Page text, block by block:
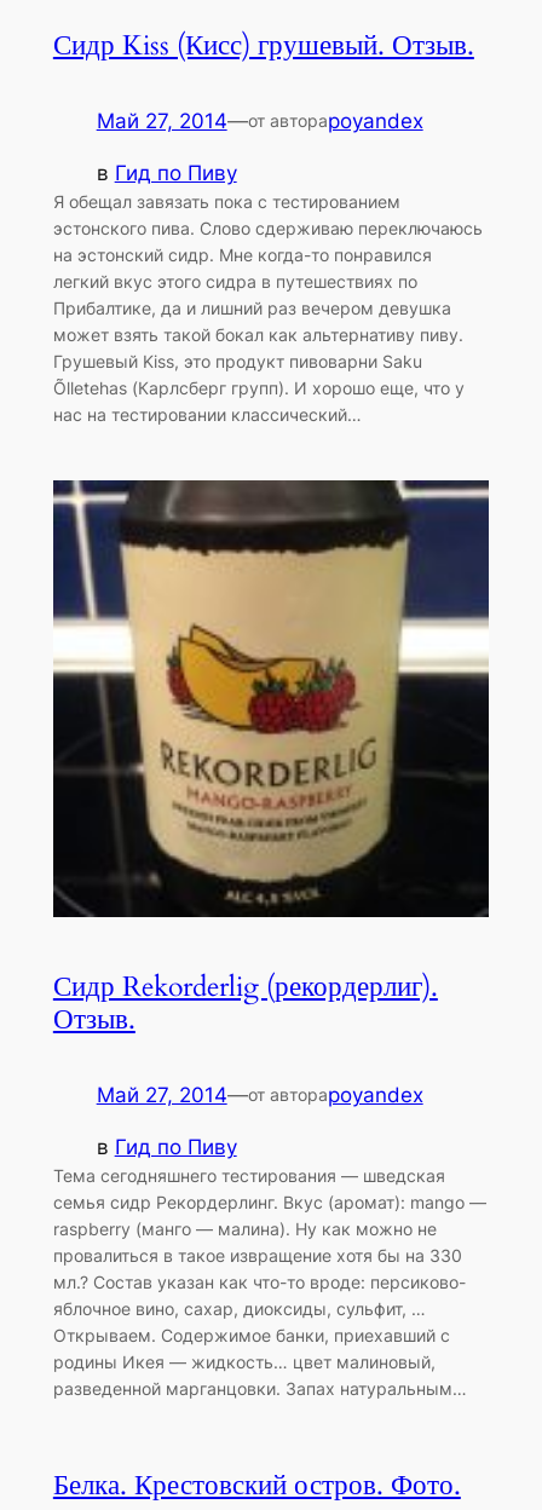
Сидр Kiss (Кисс) грушевый. Отзыв.
Май 27, 2014—от автораpoyandex
в Гид по Пиву
Я обещал завязать пока с тестированием
эстонского пива. Слово сдерживаю переключаюсь
на эстонский сидр. Мне когда-то понравился
легкий вкус этого сидра в путешествиях по
Прибалтике, да и лишний раз вечером девушка
может взять такой бокал как альтернативу пиву.
Грушевый Kiss, это продукт пивоварни Saku
Õlletehas (Карлсберг групп). И хорошо еще, что у
нас на тестировании классический…
Сидр Rekorderlig (рекордерлиг).
Отзыв.
Май 27, 2014—от автораpoyandex
в Гид по Пиву
Тема сегодняшнего тестирования — шведская
семья сидр Рекордерлинг. Вкус (аромат): mango —
raspberry (манго — малина). Ну как можно не
провалиться в такое извращение хотя бы на 330
мл.? Состав указан как что-то вроде: персиково-
яблочное вино, сахар, диоксиды, сульфит, …
Открываем. Содержимое банки, приехавший с
родины Икея — жидкость… цвет малиновый,
разведенной марганцовки. Запах натуральным…
Белка. Крестовский остров. Фото.